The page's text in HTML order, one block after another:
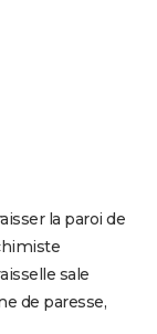
la paroi de
sale
de paresse,